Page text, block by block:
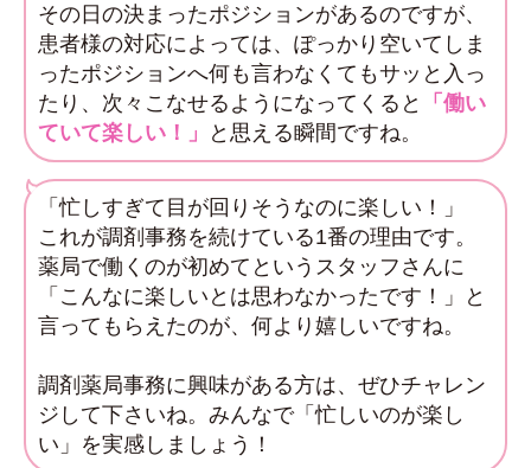
その日の決まったポジションがあるのですが、
患者様の対応によっては、ぽっかり空いてしま
ったポジションへ何も言わなくてもサッと入っ
たり、次々こなせるようになってくると
「働い
ていて楽しい！」
と思える瞬間ですね。
「忙しすぎて目が回りそうなのに楽しい！」
これが調剤事務を続けている1番の理由です。
薬局で働くのが初めてというスタッフさんに
「こんなに楽しいとは思わなかったです！」と
言ってもらえたのが、何より嬉しいですね。
調剤薬局事務に興味がある方は、ぜひチャレン
ジして下さいね。みんなで「忙しいのが楽し
い」を実感しましょう！